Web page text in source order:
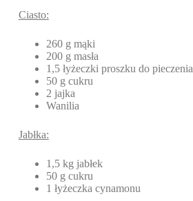
Ciasto:
260 g mąki
200 g masła
1,5 łyżeczki proszku do pieczenia
50 g cukru
2 jajka
Wanilia
Jabłka:
1,5 kg jabłek
50 g cukru
1 łyżeczka cynamonu